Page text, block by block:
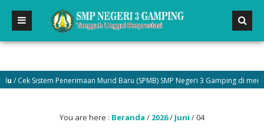
Sistem Penerimaan Murid Baru (SPMB) SMP Negeri 3 Gamping di menu
You are here : Beranda / 2026/ Juni /04